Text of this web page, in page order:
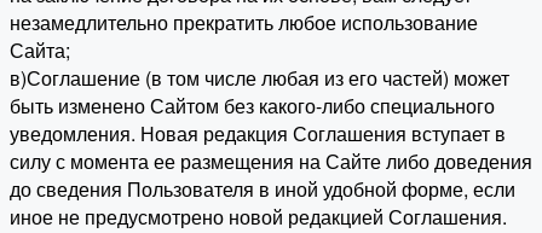
незамедлительно прекратить любое использование
Сайта;
в)Соглашение (в том числе любая из его частей) может
быть изменено Сайтом без какого-либо специального
уведомления. Новая редакция Соглашения вступает в
силу с момента ее размещения на Сайте либо доведения
до сведения Пользователя в иной удобной форме, если
иное не предусмотрено новой редакцией Соглашения.